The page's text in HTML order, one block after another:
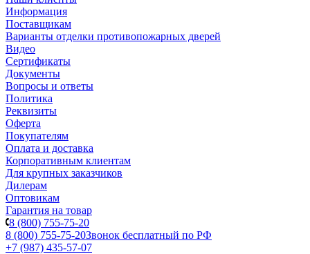
Информация
Поставщикам
Варианты отделки противопожарных дверей
Видео
Сертификаты
Документы
Вопросы и ответы
Политика
Реквизиты
Оферта
Покупателям
Оплата и доставка
Корпоративным клиентам
Для крупных заказчиков
Дилерам
Оптовикам
Гарантия на товар
8 (800) 755-75-20
8 (800) 755-75-20Звонок бесплатный по РФ
+7 (987) 435-57-07